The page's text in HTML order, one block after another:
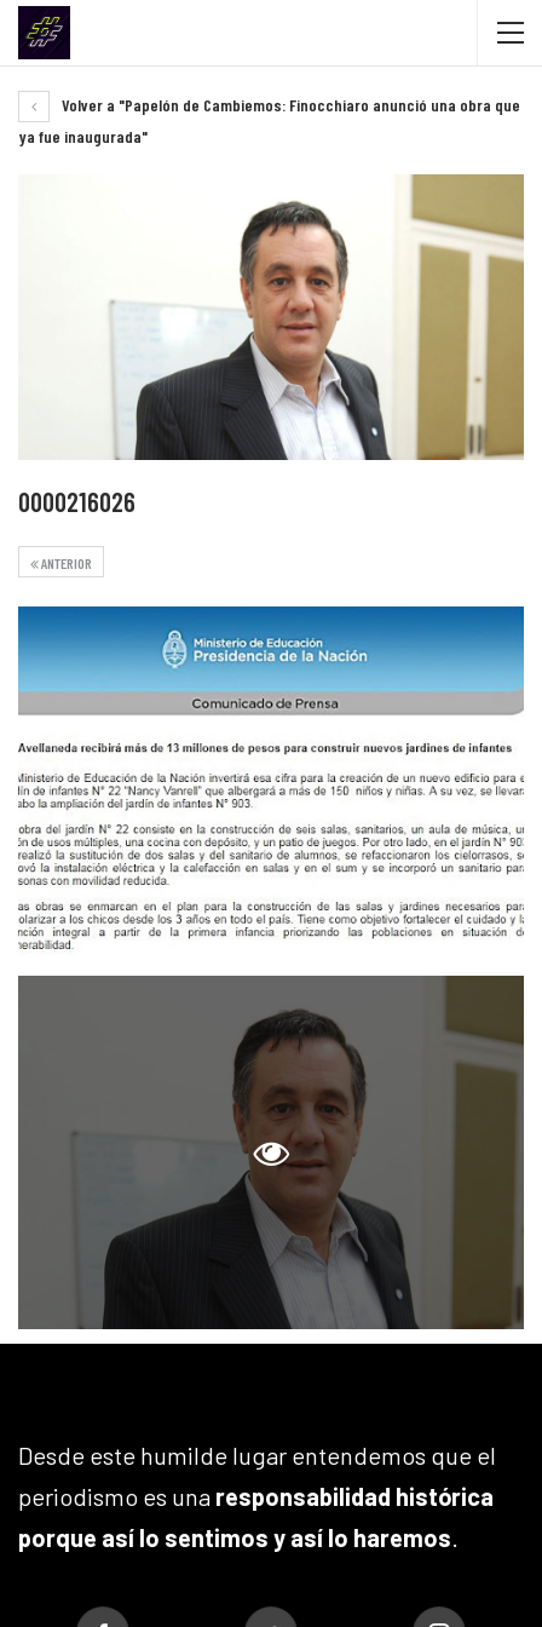
Volver a "Papelón de Cambiemos: Finocchiaro anunció una obra que
ya fue inaugurada"
0000216026
ANTERIOR
Desde este humilde lugar entendemos que el
periodismo es una responsabilidad histórica
porque así lo sentimos y así lo haremos.